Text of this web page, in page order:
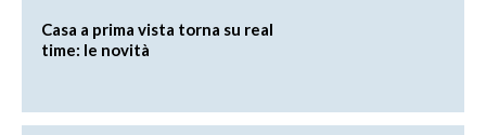
Casa a prima vista torna su real
time: le novità